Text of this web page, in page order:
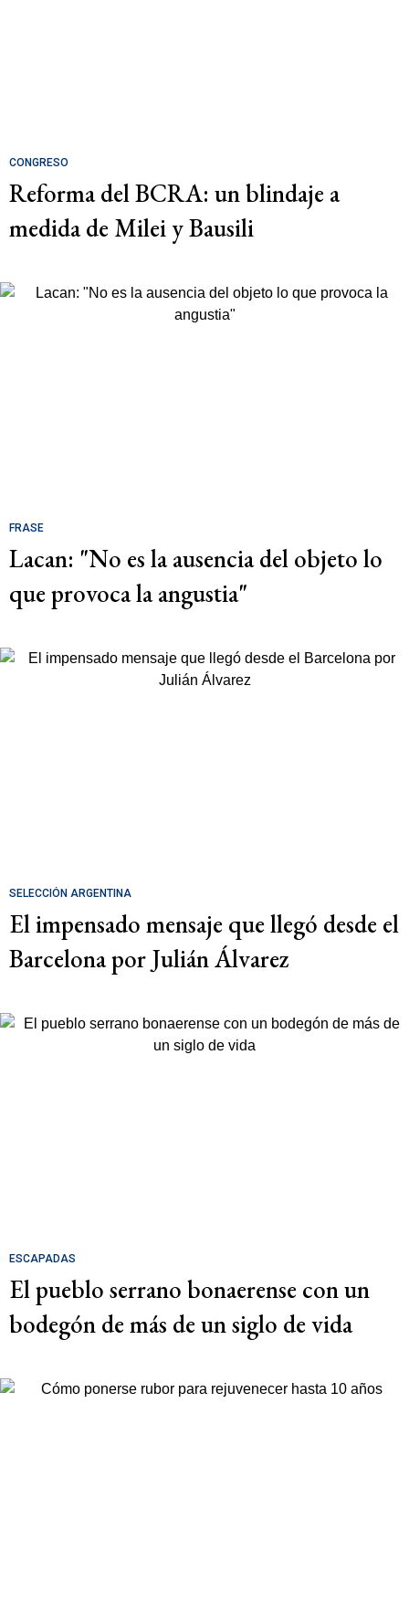
CONGRESO
Reforma del BCRA: un blindaje a
medida de Milei y Bausili
FRASE
Lacan: "No es la ausencia del objeto lo
que provoca la angustia"
SELECCIÓN ARGENTINA
El impensado mensaje que llegó desde el
Barcelona por Julián Álvarez
ESCAPADAS
El pueblo serrano bonaerense con un
bodegón de más de un siglo de vida